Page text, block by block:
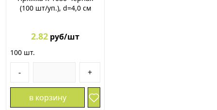
(100 шт/уп.), d=4,0 см
2.82 руб/шт
100 шт.
- +
в корзину